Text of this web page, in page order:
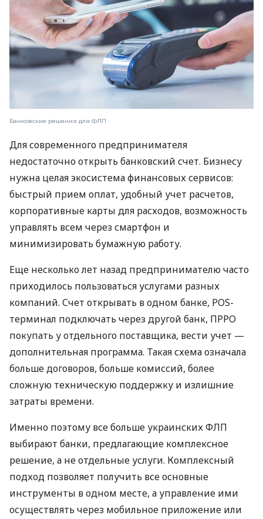
Банковские решения для ФЛП
Для современного предпринимателя
недостаточно открыть банковский счет. Бизнесу
нужна целая экосистема финансовых сервисов:
быстрый прием оплат, удобный учет расчетов,
корпоративные карты для расходов, возможность
управлять всем через смартфон и
минимизировать бумажную работу.
Еще несколько лет назад предпринимателю часто
приходилось пользоваться услугами разных
компаний. Счет открывать в одном банке, POS-
терминал подключать через другой банк, ПРРО
покупать у отдельного поставщика, вести учет —
дополнительная программа. Такая схема означала
больше договоров, больше комиссий, более
сложную техническую поддержку и излишние
затраты времени.
Именно поэтому все больше украинских ФЛП
выбирают банки, предлагающие комплексное
решение, а не отдельные услуги. Комплексный
подход позволяет получить все основные
инструменты в одном месте, а управление ими
осуществлять через мобильное приложение или